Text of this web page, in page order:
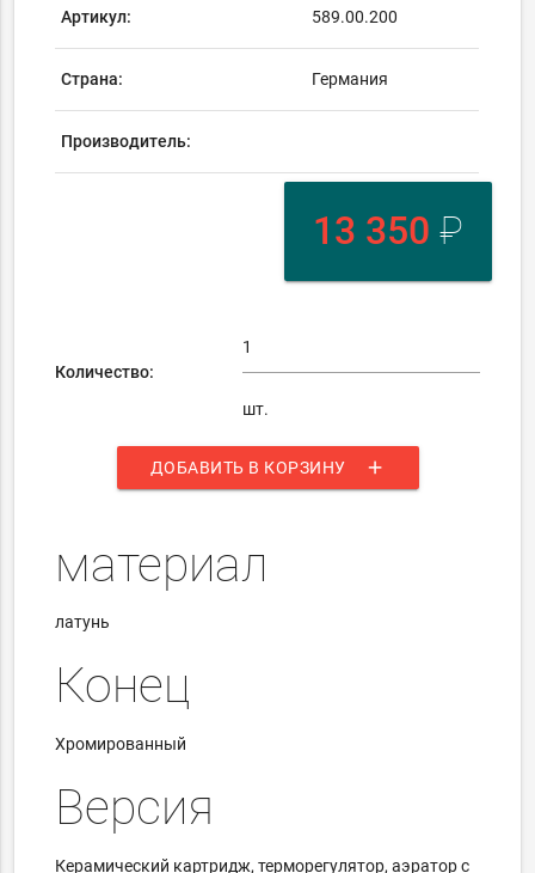
Артикул: 589.00.200
Страна: Германия
Производитель:
13 350 ₽
Количество:
шт.
ДОБАВИТЬ В КОРЗИНУ add
материал
латунь
Конец
Хромированный
Версия
Керамический картридж, терморегулятор, аэратор с